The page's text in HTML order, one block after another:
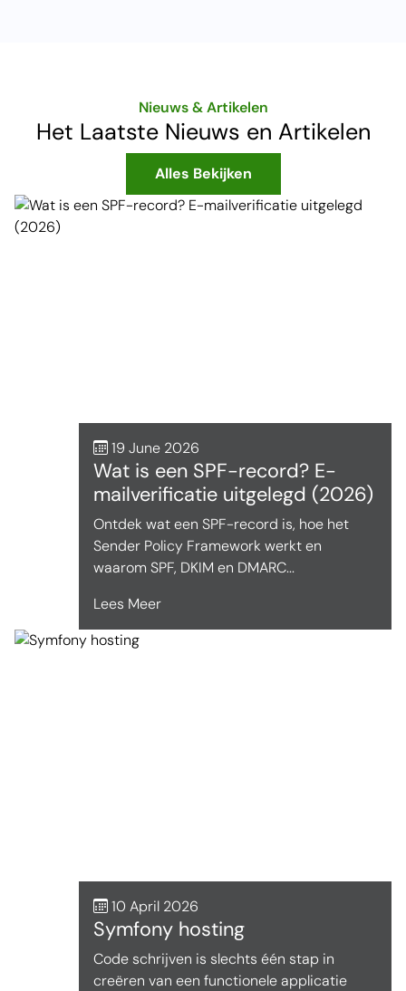
Nieuws & Artikelen
Het Laatste Nieuws en Artikelen
Alles Bekijken
19 June 2026
Wat is een SPF-record? E-
mailverificatie uitgelegd (2026)
Ontdek wat een SPF-record is, hoe het
Sender Policy Framework werkt en
waarom SPF, DKIM en DMARC...
Lees Meer
10 April 2026
Symfony hosting
Code schrijven is slechts één stap in
creëren van een functionele applicatie